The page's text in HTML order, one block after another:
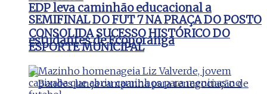
EDP leva caminhão educacional a
estudantes de Ecoporanga
SEMIFINAL DO FUT 7 NA PRAÇA DO POSTO
CONSOLIDA SUCESSO HISTÓRICO DO
ESPORTE MUNICIPAL